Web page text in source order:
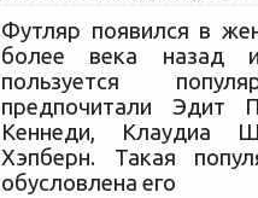
Футляр появился в
более века
пользуется
предпочитали Эдит
Кеннеди, Клаудиа
Хэпберн. Такая
обусловлена его